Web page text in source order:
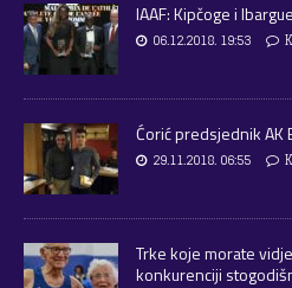
IAAF: Kipčoge i
06.12.2018. 19:53
Ćorić predsjednik AK
29.11.2018. 06:55
Trke koje morate
konkurenciji